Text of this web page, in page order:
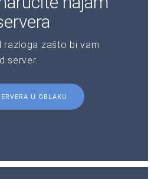
razloga zašto bi vam
server.
U OBLAKU